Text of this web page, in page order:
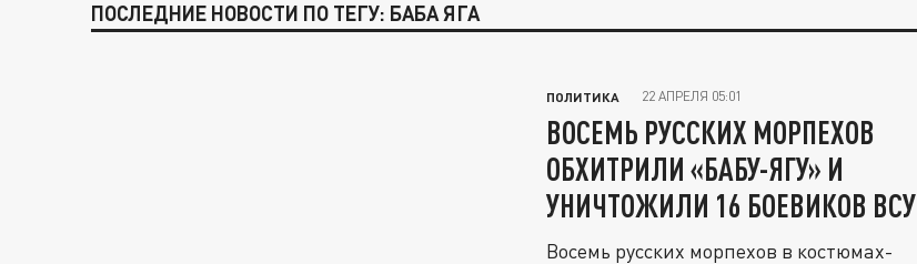
ПОСЛЕДНИЕ НОВОСТИ ПО ТЕГУ: БАБА ЯГА
ПОЛИТИКА 22 АПРЕЛЯ 05:01
ВОСЕМЬ РУССКИХ МОРПЕХОВ
ОБХИТРИЛИ «БАБУ-ЯГУ» И
УНИЧТОЖИЛИ 16 БОЕВИКОВ ВСУ
Восемь русских морпехов в костюмах-